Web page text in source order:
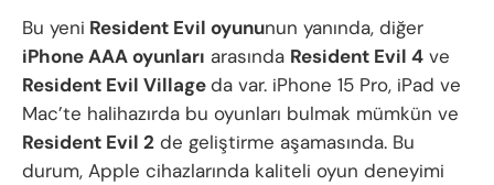
Bu yeni Resident Evil oyununun yanında, diğer
iPhone AAA oyunları arasında Resident Evil 4 ve
Resident Evil Villageda var. iPhone 15 Pro, iPad ve
Mac’te halihazırda bu oyunları bulmak mümkün ve
Resident Evil 2 de geliştirme aşamasında. Bu
durum, Apple cihazlarında kaliteli oyun deneyimi